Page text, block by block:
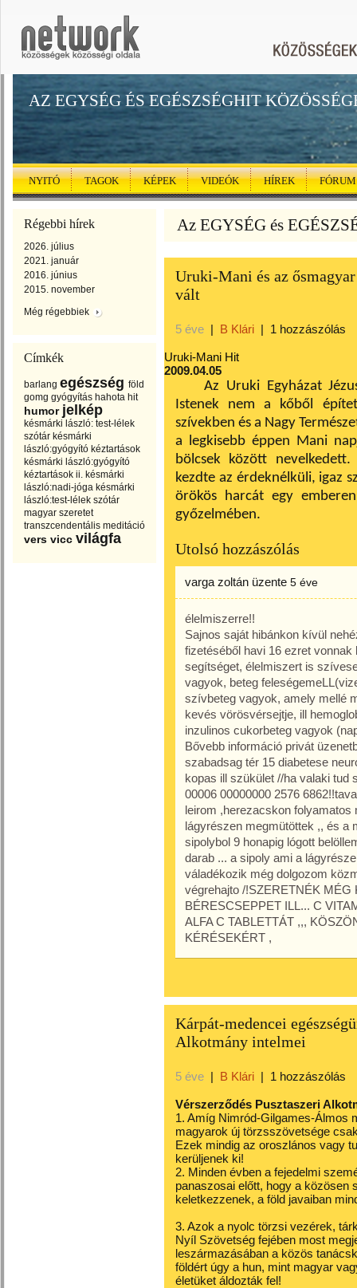
AZ EGYSÉG ÉS EGÉSZSÉGHIT
NYITÓ TAGOK KÉPEK VIDEÓK HÍREK FÓRUM
Régebbi hírek
2026. július
2021. január
2016. június
2015. november
Még régebbiek
Címkék
barlang egészség föld
gomg gyógyítás hahota hit
humor jelkép
késmárki lászló: test-lélek
szótár késmárki
lászló:gyógyító kéztartások
késmárki lászló:gyógyító
kéztartások ii. késmárki
lászló:nadi-jóga késmárki
lászló:test-lélek szótár
magyar szeretet
transzcendentális meditáció
vers vicc világfa
Az EGYSÉG és
Uruki-Mani és az
vált
5 éve | B Klári | 1 hozzászólás
Uruki-Mani Hit
2009.04.05
Az Uruki Egyházat
Istenek nem a kőből
szívekben és a Nagy
a legkisebb éppen Mani
bölcsek között
kezdte az érdeknélküli, igaz
örökös harcát egy
győzelmében.
Utolsó hozzászólás
varga zoltán üzente 5 éve
élelmiszerre!!
Sajnos saját hibánkon kívül
fizetéséből havi 16 ezret
segítséget, élelmiszert is
vagyok, beteg
szívbeteg vagyok, amely mellé
kevés vörösvérsejtje, ill
inzulinos cukorbeteg vagyok
Bővebb információ privát
szabadsag tér 15 diabetese
kopas ill szükület //ha valaki tud
00006 00000000 2576
leirom ,herezacskon folyamatos
lágyrészen megmütöttek ,, és a
sipolybol 9 honapig lógott
darab ... a sipoly ami a
váladékozik még dolgozom
végrehajto /!SZERETNÉK MÉG
BÉRESCSEPPET ILL... C
ALFA C TABLETTÁT ,,,
KÉRÉSEKÉRT ,
Kárpát-medencei
Alkotmány intelmei
5 éve | B Klári | 1 hozzászólás
Vérszerződés Pusztaszeri
1. Amíg Nimród-Gilgames-Álmos
magyarok új törzsszövetsége
Ezek mindig az oroszlános vagy
kerüljenek ki!
2. Minden évben a fejedelmi
panaszosai előtt, hogy a közösen
keletkezzenek, a föld javaiban
3. Azok a nyolc törzsi vezérek,
Nyíl Szövetség fejében most
leszármazásában a közös
földért úgy a hun, mint magyar
életüket áldozták fel!